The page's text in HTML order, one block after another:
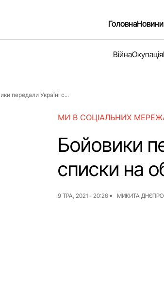
ГоловнаНовини
ВійнаОкупація
передали Україні с...
МИ В СОЦІАЛЬНИХ
Бойовики
списки на
9 ТРА, 2021 - 20:26 МИКИТА